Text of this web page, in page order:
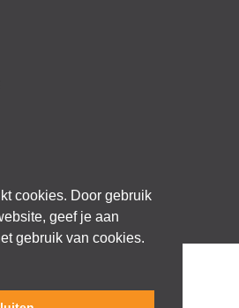
cookies. Door gebruik
geef je aan
gebruik van cookies.